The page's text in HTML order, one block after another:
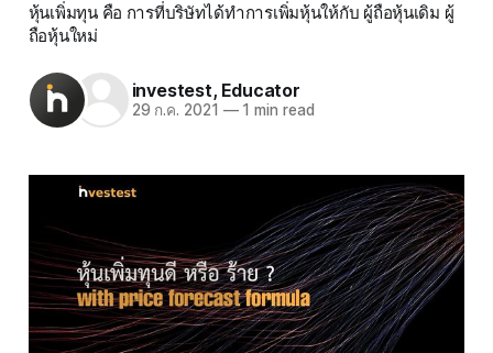
หุ้นเพิ่มทุน คือ การที่บริษัทได้ทำการเพิ่มหุ้นให้กับ ผู้ถือหุ้นเดิม ผู้
ถือหุ้นใหม่
investest, Educator
29 ก.ค. 2021 —1 min read